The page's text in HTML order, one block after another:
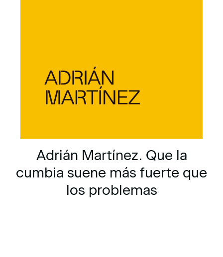
Adrián Martínez. Que la
cumbia suene más fuerte que
los problemas